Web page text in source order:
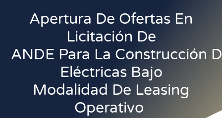
Apertura De Ofertas En
Licitación De
ANDE Para La Construcción
Eléctricas Bajo
Modalidad De Leasing
Operativo